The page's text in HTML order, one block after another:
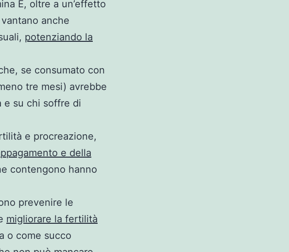
E, oltre a un’effetto
anche
potenziando la
se consumato con
tre mesi) avrebbe
e su chi soffre di
e procreazione,
e della
contengono hanno
prevenire le
migliorare la fertilità
o come succo